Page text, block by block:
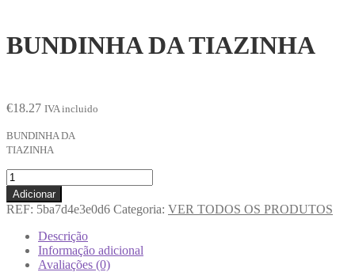
BUNDINHA DA TIAZINHA
€18.27 IVA incluido
BUNDINHA DA
TIAZINHA
Adicionar
REF: 5ba7d4e3e0d6 Categoria: VER TODOS OS PRODUTOS
Descrição
Informação adicional
Avaliações (0)